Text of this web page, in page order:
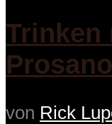
Trinken
von Rick